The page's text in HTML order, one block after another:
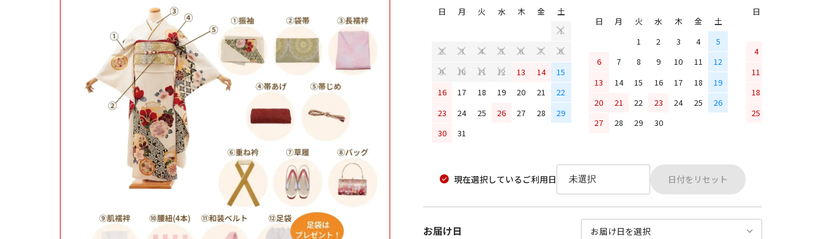
日 月 火 水 木 金 土
1
2 3 4 5 6 7 8
9 10 11 12 13 14
15
16
17 18 19 20 21
22
23
24 25 26 27 28
29
30
31
日 月 火 水 木 金
土
1
2 3 4
5
6
7 8 9 10 11
12
13
14 15 16 17 18
19
20
21 22 23 24 25
26
27
28 29 30
日
4
11
18
25
現在選択しているご利用日 日付をリセット
お届け日